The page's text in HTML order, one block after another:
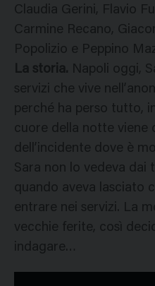
Claudia Gerini, Flavio
Carmine Recano,
Popolizio e Peppino
La storia. Napoli oggi,
servizi che vive
perché ha perso tutto,
cuore della notte viene
dell’incidente dove è
Sara non lo vedeva dai
quando aveva lasciato
entrare nei servizi. La
vecchie ferite, così
indagare…